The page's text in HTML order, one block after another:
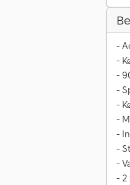
-
-
-
-
-
-
-
-
-
- 2